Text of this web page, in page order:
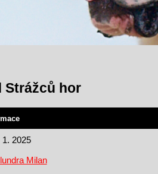
Strážců hor
2025
Milan